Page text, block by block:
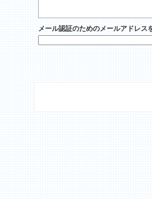
メール認証のためのメールアドレス